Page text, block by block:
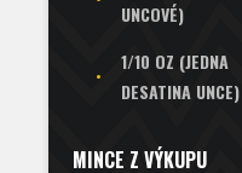
UNCOVÉ)
1/10 OZ (JEDNA
DESATINA UNCE)
MINCE Z VÝKUPU